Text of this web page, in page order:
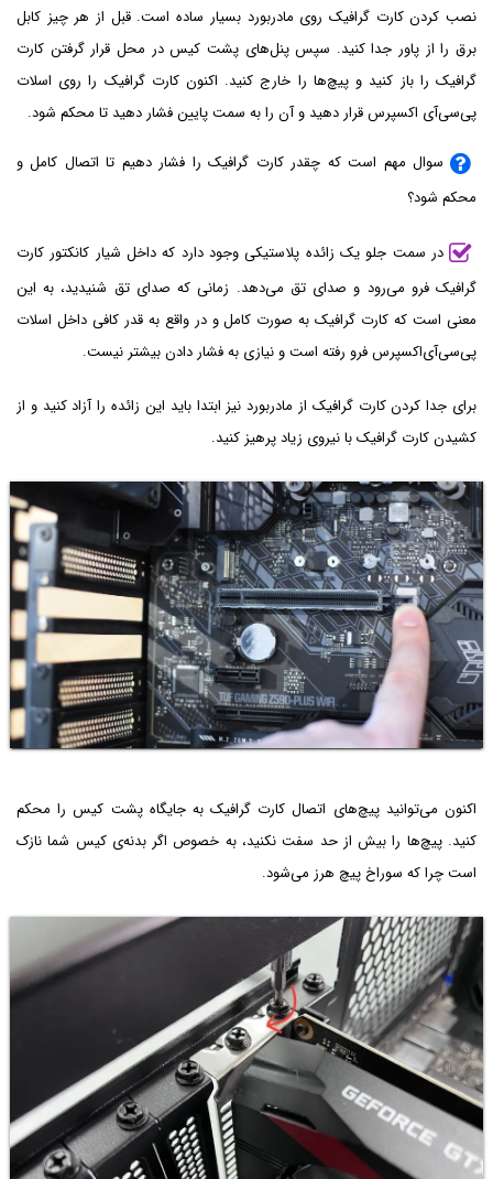
نصب کردن کارت گرافیک روی مادربورد بسیار ساده است. قبل از هر چیز کابل
برق را از پاور جدا کنید. سپس پنل‌های پشت کیس در محل قرار گرفتن کارت
گرافیک را باز کنید و پیچ‌ها را خارج کنید. اکنون کارت گرافیک را روی اسلات
پی‌سی‌آی اکسپرس قرار دهید و آن را به سمت پایین فشار دهید تا محکم شود.
سوال مهم است که چقدر کارت گرافیک را فشار دهیم تا اتصال کامل و
محکم شود؟
در سمت جلو یک زائده پلاستیکی وجود دارد که داخل شیار کانکتور کارت
گرافیک فرو می‌رود و صدای تق می‌دهد. زمانی که صدای تق شنیدید، به این
معنی است که کارت گرافیک به صورت کامل و در واقع به قدر کافی داخل اسلات
پی‌سی‌آی‌اکسپرس فرو رفته است و نیازی به فشار دادن بیشتر نیست.
برای جدا کردن کارت گرافیک از مادربورد نیز ابتدا باید این زائده را آزاد کنید و از
کشیدن کارت گرافیک با نیروی زیاد پرهیز کنید.
اکنون می‌توانید پیچ‌های اتصال کارت گرافیک به جایگاه پشت کیس را محکم
کنید. پیچ‌ها را بیش از حد سفت نکنید، به خصوص اگر بدنه‌ی کیس شما نازک
است چرا که سوراخ پیچ هرز می‌شود.